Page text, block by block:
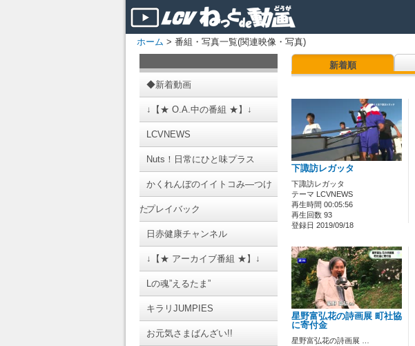
ホーム > 番組・写真一覧(関連映像・写真)
◆新着動画
↓【★ O.A.中の番組 ★】↓
LCVNEWS
Nuts！日常にひと味プラス
かくれんぼのイイトコみ―つけ
たプレイバック
日赤健康チャンネル
↓【★ アーカイブ番組 ★】↓
Lの魂”えるたま”
キラリJUMPIES
お元気さまばんざい!!
新着順
下諏訪レガッタ
下諏訪レガッタ
テーマ LCVNEWS
再生時間 00:05:56
再生回数 93
登録日 2019/09/18
星野富弘花の詩画展 町社協
に寄付金
星野富弘花の詩画展 …